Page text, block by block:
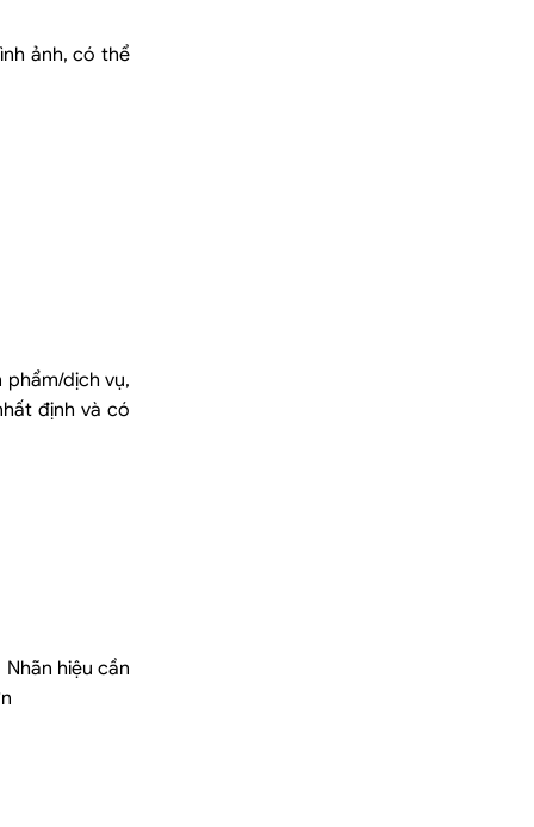
ảnh, có thể
phẩm/dịch vụ,
định và có
hiệu cần